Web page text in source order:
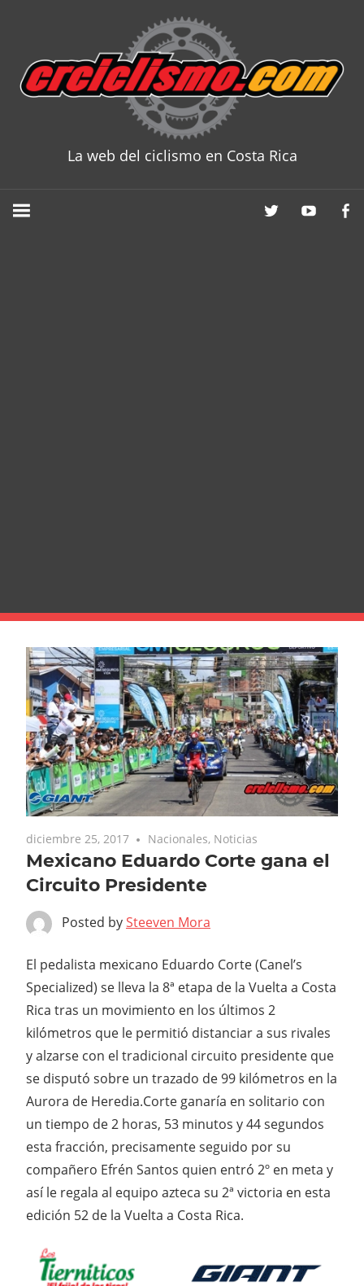
content
La web del ciclismo en Costa Rica
diciembre 25, 2017 Nacionales, Noticias
Mexicano Eduardo Corte gana el
Circuito Presidente
Posted bySteeven Mora
El pedalista mexicano Eduardo Corte (Canel’s
Specialized) se lleva la 8ª etapa de la Vuelta a Costa
Rica tras un movimiento en los últimos 2
kilómetros que le permitió distanciar a sus rivales
y alzarse con el tradicional circuito presidente que
se disputó sobre un trazado de 99 kilómetros en la
Aurora de Heredia.Corte ganaría en solitario con
un tiempo de 2 horas, 53 minutos y 44 segundos
esta fracción, precisamente seguido por su
compañero Efrén Santos quien entró 2º en meta y
así le regala al equipo azteca su 2ª victoria en esta
edición 52 de la Vuelta a Costa Rica.